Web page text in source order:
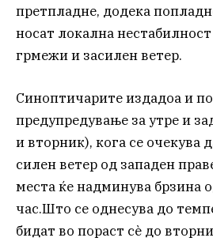
претпладне, додека
носат локална
грмежи и засилен ветер.
Синоптичарите издадоа и
предупредување за утре и
и вторник), кога се очекува
силен ветер од западен
места ќе надминува брзина
час.Што се однесува до
бидат во пораст сè до